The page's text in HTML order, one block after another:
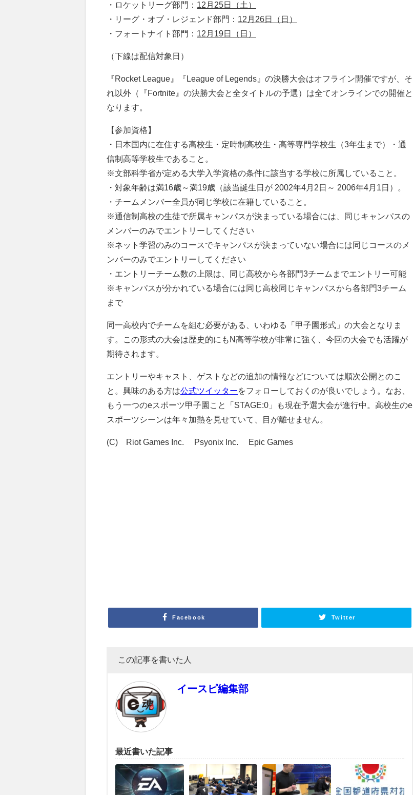
・ロケットリーグ部門： 12月25日（土）
・リーグ・オブ・レジェンド部門： 12月26日（日）
・フォートナイト部門： 12月19日（日）
（下線は配信対象日）
『Rocket League』『League of Legends』の決勝大会はオフライン開催ですが、そ
れ以外（『Fortnite』の決勝大会と全タイトルの予選）は全てオンラインでの開催と
なります。
【参加資格】
・日本国内に在住する高校生・定時制高校生・高等専門学校生（3年生まで）・通
信制高等学校生であること。
※文部科学省が定める大学入学資格の条件に該当する学校に所属していること。
・対象年齢は満16歳～満19歳（該当誕生日が 2002年4月2日～ 2006年4月1日）。
・チームメンバー全員が同じ学校に在籍していること。
※通信制高校の生徒で所属キャンパスが決まっている場合には、同じキャンパスの
メンバーのみでエントリーしてください
※ネット学習のみのコースでキャンパスが決まっていない場合には同じコースのメ
ンバーのみでエントリーしてください
・エントリーチーム数の上限は、同じ高校から各部門3チームまでエントリー可能
※キャンパスが分かれている場合には同じ高校同じキャンパスから各部門3チーム
まで
同一高校内でチームを組む必要がある、いわゆる「甲子園形式」の大会となりま
す。この形式の大会は歴史的にもN高等学校が非常に強く、今回の大会でも活躍が
期待されます。
エントリーやキャスト、ゲストなどの追加の情報などについては順次公開とのこ
と。興味のある方は公式ツイッターをフォローしておくのが良いでしょう。なお、
もう一つのeスポーツ甲子園こと「STAGE:0」も現在予選大会が進行中。高校生のe
スポーツシーンは年々加熱を見せていて、目が離せません。
(C)©Riot Games Inc. ©Psyonix Inc. ©Epic Games
Facebook Twitter
この記事を書いた人
イースピ編集部
最近書いた記事